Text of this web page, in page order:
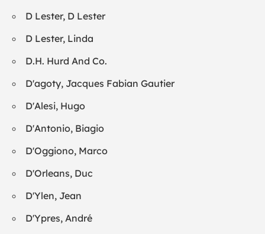
D Lester, D Lester
D Lester, Linda
D.H. Hurd And Co.
D'agoty, Jacques Fabian Gautier
D'Alesi, Hugo
D'Antonio, Biagio
D'Oggiono, Marco
D'Orleans, Duc
D'Ylen, Jean
D'Ypres, André